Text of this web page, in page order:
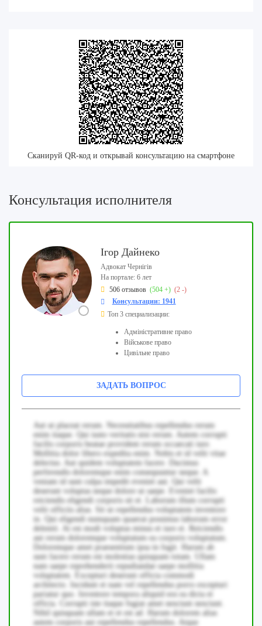
Сканируй QR-код и открывай консультацию на смартфоне
Консультация исполнителя
Ігор Дайнеко
Адвокат Чернігів
На портале: 6 лет
506 отзывов (504 +) (2 -)
Консультации: 1941
Топ 3 специализации:
Адміністративне право
Військове право
Цивільне право
ЗАДАТЬ ВОПРОС
Aut ut placeat rerum. Necessitatibus repellendus rerum
enim itaque. Qui iusto veritatis nisi rerum. Autem corrupti
facilis corporis beatae provident rerum occaecati iure.
Mollitia dolor libero expedita enim. Nobis et id velit vitae
delectus. Aut quidem voluptatem facere. Ducimus
perferendis doloremque enim consequuntur neque. A
veniam id sunt culpa impedit eveniet aut. Qui velit
deserunt voluptas neque dolore ut saepe. Eveniet facilis
reiciendis eligendi corporis sit et. Laborum illum corrupti
velit officiis alias. Sit ut repellendus voluptatem inventore
in. Qui eligendi numquam quaerat possimus laborum error
deleniti. At est modi voluptas minus et iure et. Reiciendis
aut rerum doloremque voluptatum ea corporis voluptatum.
Doloremque amet praesentium ipsa in fugit. Harum ab
sunt facere rerum est molestias quisquam totam. Ullam
nam saepe reprehenderit repudiandae saepe mollitia
voluptatem. Excepturi deserunt officia commodi
architecto. Incidunt et nam vel repellendus porro excepturi
pariatur quo. Inventore tempora aliquid eos ea dicta et
officia. Corrupti iste itaque fugiat amet nesciunt nesciunt.
Nihil quisquam ullam et et est ad. Harum dolorem alias
autem corporis aut repellendus repellendus. Atque